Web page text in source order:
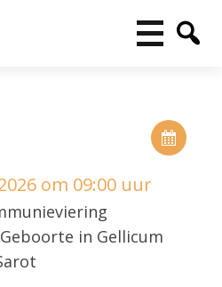
om 09:00 uur
in Gellicum